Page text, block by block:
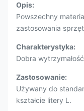
Opis:
Powszechny
zastosowania
Charakterystyka:
Dobra
Zastosowanie:
Używany do
kształcie litery L.